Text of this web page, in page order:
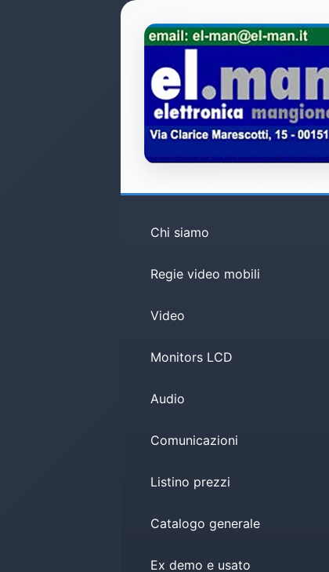
Chi siamo
Regie video mobili
Video
Monitors LCD
Audio
Comunicazioni
Listino prezzi
Catalogo generale
Ex demo e usato